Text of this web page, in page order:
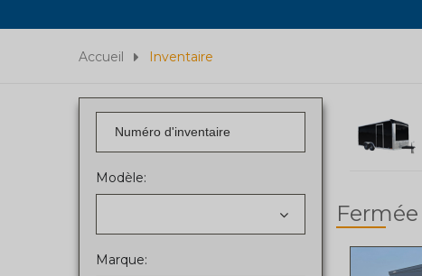
Accueil Inventaire
Modèle:
Marque:
Fermée